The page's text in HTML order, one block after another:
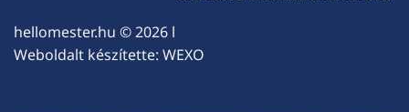
hellomester.hu © 2026 l
Weboldalt készítette: WEXO